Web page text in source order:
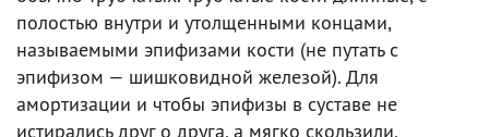
полостью внутри и утолщенными концами,
называемыми эпифизами кости (не путать с
эпифизом — шишковидной железой). Для
амортизации и чтобы эпифизы в суставе не
истирались друг о друга, а мягко скользили,